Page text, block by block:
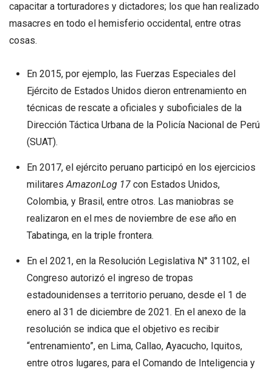
capacitar a torturadores y dictadores; los que han realizado
masacres en todo el hemisferio occidental, entre otras
cosas.
En 2015, por ejemplo, las Fuerzas Especiales del
Ejército de Estados Unidos dieron entrenamiento en
técnicas de rescate a oficiales y suboficiales de la
Dirección Táctica Urbana de la Policía Nacional de Perú
(SUAT).
En 2017, el ejército peruano participó en los ejercicios
militaresAmazonLog 17con Estados Unidos,
Colombia, y Brasil, entre otros. Las maniobras se
realizaron en el mes de noviembre de ese año en
Tabatinga, en la triple frontera.
En el 2021, en la Resolución Legislativa N° 31102, el
Congreso autorizó el ingreso de tropas
estadounidenses a territorio peruano, desde el 1 de
enero al 31 de diciembre de 2021. En el anexo de la
resolución se indica que el objetivo es recibir
“entrenamiento”, en Lima, Callao, Ayacucho, Iquitos,
entre otros lugares, para el Comando de Inteligencia y